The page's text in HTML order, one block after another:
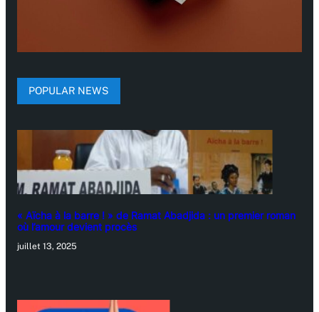
POPULAR NEWS
« Aïcha à la barre ! » de Ramat Abadjida : un premier roman
où l’amour devient procès
juillet 13, 2025